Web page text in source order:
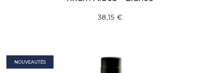
38,15 €
NOUVEAUTÉS